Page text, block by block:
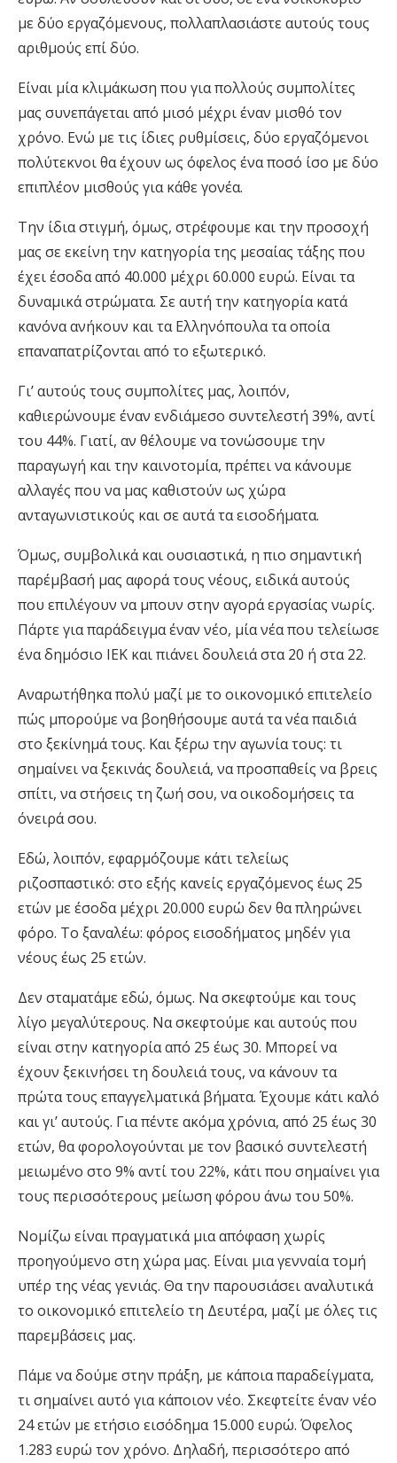
με δύο εργαζόμενους, πολλαπλασιάστε αυτούς τους
αριθμούς επί δύο.
Είναι μία κλιμάκωση που για πολλούς συμπολίτες
μας συνεπάγεται από μισό μέχρι έναν μισθό τον
χρόνο. Ενώ με τις ίδιες ρυθμίσεις, δύο εργαζόμενοι
πολύτεκνοι θα έχουν ως όφελος ένα ποσό ίσο με δύο
επιπλέον μισθούς για κάθε γονέα.
Την ίδια στιγμή, όμως, στρέφουμε και την προσοχή
μας σε εκείνη την κατηγορία της μεσαίας τάξης που
έχει έσοδα από 40.000 μέχρι 60.000 ευρώ. Είναι τα
δυναμικά στρώματα. Σε αυτή την κατηγορία κατά
κανόνα ανήκουν και τα Ελληνόπουλα τα οποία
επαναπατρίζονται από το εξωτερικό.
Γι’ αυτούς τους συμπολίτες μας, λοιπόν,
καθιερώνουμε έναν ενδιάμεσο συντελεστή 39%, αντί
του 44%. Γιατί, αν θέλουμε να τονώσουμε την
παραγωγή και την καινοτομία, πρέπει να κάνουμε
αλλαγές που να μας καθιστούν ως χώρα
ανταγωνιστικούς και σε αυτά τα εισοδήματα.
Όμως, συμβολικά και ουσιαστικά, η πιο σημαντική
παρέμβασή μας αφορά τους νέους, ειδικά αυτούς
που επιλέγουν να μπουν στην αγορά εργασίας νωρίς.
Πάρτε για παράδειγμα έναν νέο, μία νέα που τελείωσε
ένα δημόσιο ΙΕΚ και πιάνει δουλειά στα 20 ή στα 22.
Αναρωτήθηκα πολύ μαζί με το οικονομικό επιτελείο
πώς μπορούμε να βοηθήσουμε αυτά τα νέα παιδιά
στο ξεκίνημά τους. Και ξέρω την αγωνία τους: τι
σημαίνει να ξεκινάς δουλειά, να προσπαθείς να βρεις
σπίτι, να στήσεις τη ζωή σου, να οικοδομήσεις τα
όνειρά σου.
Εδώ, λοιπόν, εφαρμόζουμε κάτι τελείως
ριζοσπαστικό: στο εξής κανείς εργαζόμενος έως 25
ετών με έσοδα μέχρι 20.000 ευρώ δεν θα πληρώνει
φόρο. Το ξαναλέω: φόρος εισοδήματος μηδέν για
νέους έως 25 ετών.
Δεν σταματάμε εδώ, όμως. Να σκεφτούμε και τους
λίγο μεγαλύτερους. Να σκεφτούμε και αυτούς που
είναι στην κατηγορία από 25 έως 30. Μπορεί να
έχουν ξεκινήσει τη δουλειά τους, να κάνουν τα
πρώτα τους επαγγελματικά βήματα. Έχουμε κάτι καλό
και γι’ αυτούς. Για πέντε ακόμα χρόνια, από 25 έως 30
ετών, θα φορολογούνται με τον βασικό συντελεστή
μειωμένο στο 9% αντί του 22%, κάτι που σημαίνει για
τους περισσότερους μείωση φόρου άνω του 50%.
Νομίζω είναι πραγματικά μια απόφαση χωρίς
προηγούμενο στη χώρα μας. Είναι μια γενναία τομή
υπέρ της νέας γενιάς. Θα την παρουσιάσει αναλυτικά
το οικονομικό επιτελείο τη Δευτέρα, μαζί με όλες τις
παρεμβάσεις μας.
Πάμε να δούμε στην πράξη, με κάποια παραδείγματα,
τι σημαίνει αυτό για κάποιον νέο. Σκεφτείτε έναν νέο
24 ετών με ετήσιο εισόδημα 15.000 ευρώ. Όφελος
1.283 ευρώ τον χρόνο. Δηλαδή, περισσότερο από